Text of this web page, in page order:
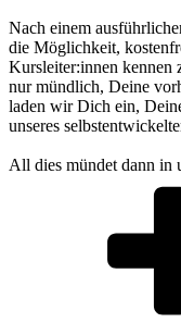
Nach einem
die Möglichkeit,
Kursleiter:innen kennen
nur mündlich, Deine
laden wir Dich ein,
unseres
All dies mündet dann in